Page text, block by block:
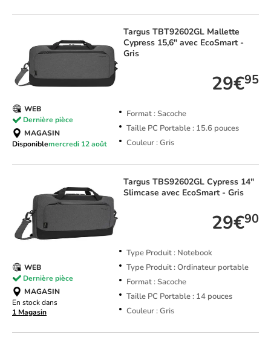
Targus TBT92602GL Mallette
Cypress 15,6" avec EcoSmart -
Gris
29€95
Format : Sacoche
Taille PC Portable : 15.6 pouces
Couleur : Gris
WEB
Dernière pièce
MAGASIN
Disponiblemercredi 12 août
Targus TBS92602GL Cypress 14"
Slimcase avec EcoSmart - Gris
29€90
Type Produit : Notebook
Type Produit : Ordinateur portable
Format : Sacoche
Taille PC Portable : 14 pouces
Couleur : Gris
WEB
Dernière pièce
MAGASIN
En stock dans
1 Magasin